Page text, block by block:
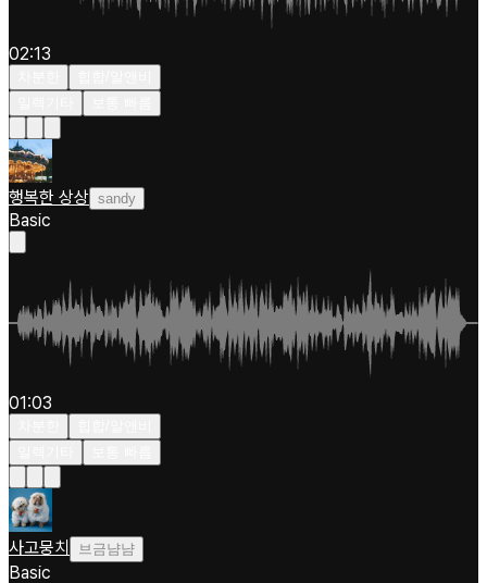
02:13
행복한 상상 sandy
Basic
01:03
사고뭉치 브금냠냠
Basic